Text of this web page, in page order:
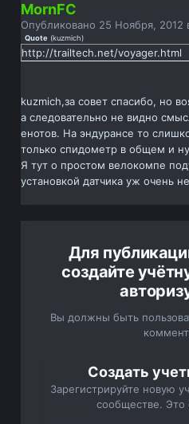
MornFC
Опубликовано 25 Ноября, 2012
Quote (kuzmich)
http://trailtech.net/voyager.html
kuzmich,за совет спасибо, но
а следовательно не видно
енотов. На эндурансе то
только спидометр в общем и
Я тут о простом велокомпе
установкой датчика уж очень
Для
создайте
Вы должны быть
Создать
Зарегистрируйте новую
сообществе. Это